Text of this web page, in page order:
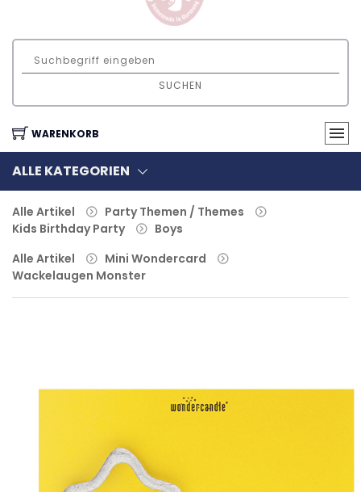
SUCHEN
WARENKORB
ALLE KATEGORIEN
Alle Artikel
Party Themen / Themes
Kids Birthday Party
Boys
Alle Artikel
Mini Wondercard
Wackelaugen Monster